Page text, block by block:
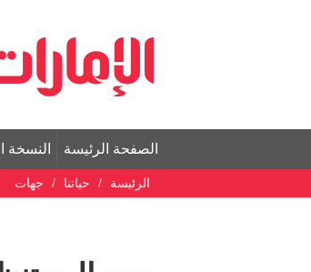
الصفحة الرئيسة النسخة
الرئيسة حياتنا جهات